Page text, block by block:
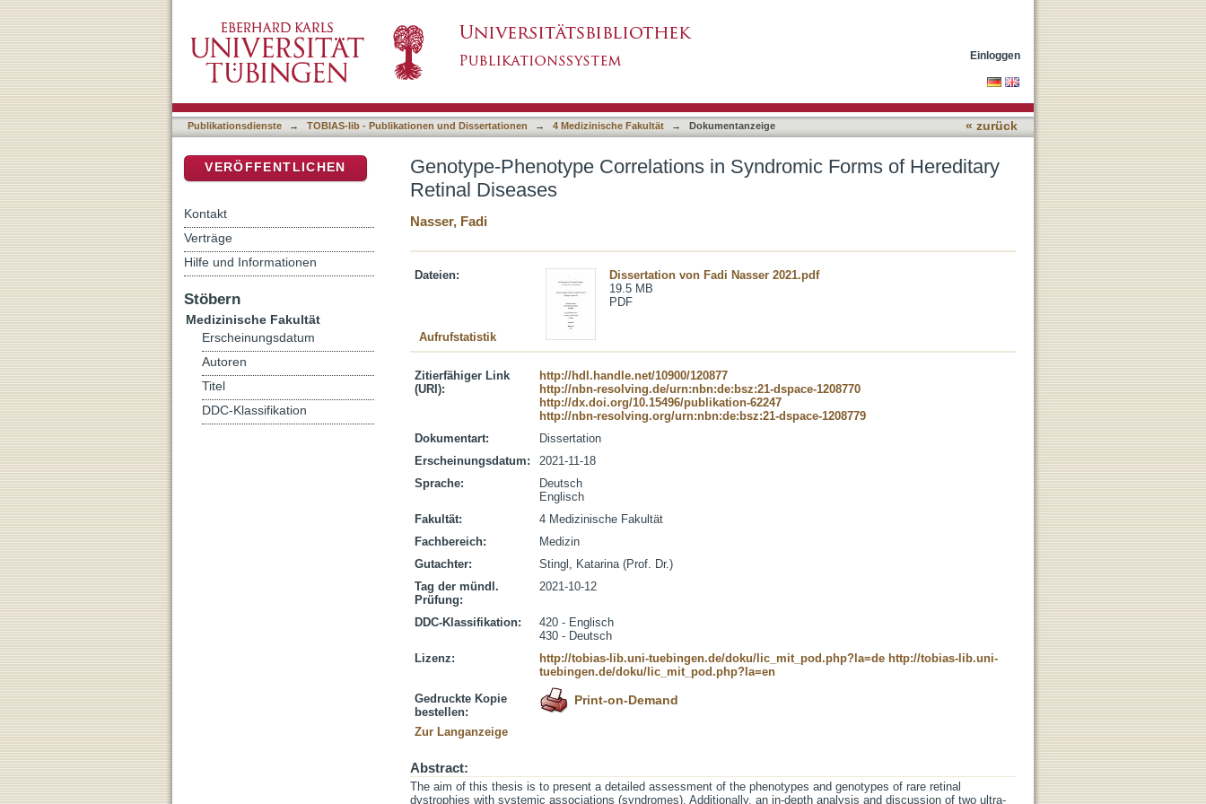
Einloggen
Publikationsdienste → TOBIAS-lib - Publikationen und Dissertationen → 4 Medizinische Fakultät → Dokumentanzeige « zurück
Genotype-Phenotype Correlations in Syndromic Forms of Hereditary
Retinal Diseases
Nasser, Fadi
Dateien:
Dissertation von Fadi Nasser 2021.pdf
19.5 MB
PDF
Aufrufstatistik
Zitierfähiger Link
(URI):
http://hdl.handle.net/10900/120877
http://nbn-resolving.de/urn:nbn:de:bsz:21-dspace-1208770
http://dx.doi.org/10.15496/publikation-62247
http://nbn-resolving.org/urn:nbn:de:bsz:21-dspace-1208779
Dokumentart:
Dissertation
Erscheinungsdatum:
2021-11-18
Sprache:
Deutsch
Englisch
Fakultät:
4 Medizinische Fakultät
Fachbereich:
Medizin
Gutachter:
Stingl, Katarina (Prof. Dr.)
Tag der mündl.
Prüfung:
2021-10-12
DDC-Klassifikation:
420 - Englisch
430 - Deutsch
Lizenz:
http://tobias-lib.uni-tuebingen.de/doku/lic_mit_pod.php?la=de http://tobias-lib.uni-
tuebingen.de/doku/lic_mit_pod.php?la=en
Gedruckte Kopie
bestellen:
Print-on-Demand
Zur Langanzeige
Abstract:
The aim of this thesis is to present a detailed assessment of the phenotypes and genotypes of rare retinal
dystrophies with systemic associations (syndromes). Additionally, an in-depth analysis and discussion of two ultra-
VERÖFFENTLICHEN
Kontakt
Verträge
Hilfe und Informationen
Stöbern
Medizinische Fakultät
Erscheinungsdatum
Autoren
Titel
DDC-Klassifikation